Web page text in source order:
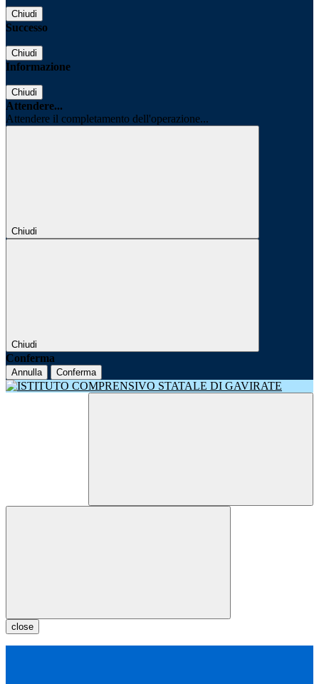
Chiudi
Successo
Chiudi
Informazione
Chiudi
Attendere...
Attendere il completamento dell'operazione...
Chiudi
Chiudi
Conferma
Annulla Conferma
close